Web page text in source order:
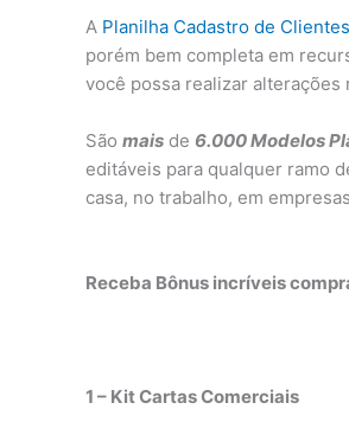
A Planilha Cadastro de Clientes
porém bem completa em
você possa realizar alterações
São mais de 6.000 Modelos
editáveis para qualquer ramo
casa, no trabalho, em
Receba Bônus incríveis
1 – Kit Cartas Comerciais